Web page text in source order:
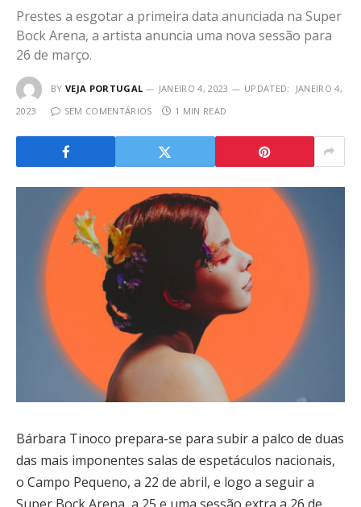
Prestes a esgotar a primeira data anunciada na Super
Bock Arena, a artista anuncia uma nova sessão para
26 de março.
BY VEJA PORTUGAL JANEIRO 4, 2023 UPDATED:
JANEIRO 4,
2023
SEM COMENTÁRIOS 1 MIN READ
Bárbara Tinoco prepara-se para subir a palco de duas
das mais imponentes salas de espetáculos nacionais,
o Campo Pequeno, a 22 de abril, e logo a seguir a